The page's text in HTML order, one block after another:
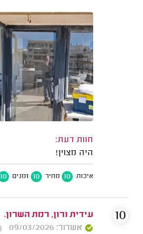
חוות דעת:
היה מצוין!
איכות 10 מחיר 10 זמנים 10
עידית ורון, רמת השרון.
אשרור: 09/03/2026
10